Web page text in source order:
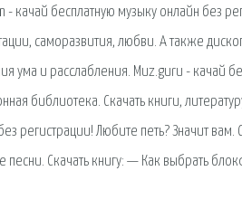
бесплатную музыку онлайн без
саморазвития, любви. А также
ума и расслабления. Muz.guru - качай
библиотека. Скачать книги,
регистрации! Любите петь? Значит
Скачать книгу: — Как выбрать